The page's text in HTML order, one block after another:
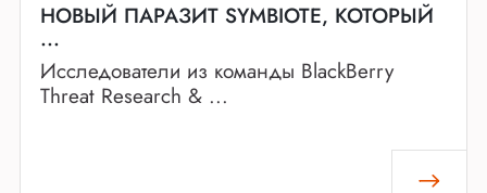
НОВЫЙ ПАРАЗИТ SYMBIOTE, КОТОРЫЙ
...
Исследователи из команды BlackBerry
Threat Research & ...